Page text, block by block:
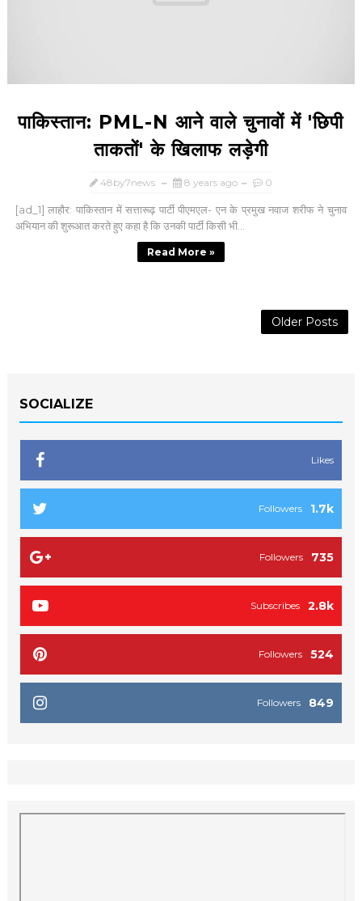
पाकिस्तान: PML-N आने वाले चुनावों में 'छिपी
ताकतों' के खिलाफ लड़ेगी
48by7news 8 years ago 0
[ad_1] लाहौर: पाकिस्तान में सत्तारूढ़ पार्टी पीएमएल- एन के प्रमुख नवाज शरीफ ने चुनाव
अभियान की शुरूआत करते हुए कहा है कि उनकी पार्टी किसी भी...
Read More »
Older Posts
SOCIALIZE
Likes
1.7k
Followers
735
Followers
2.8k
Subscribes
524
Followers
849
Followers